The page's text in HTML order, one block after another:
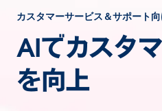
カスタマーサービス＆サポート
AIでカスタ
を向上